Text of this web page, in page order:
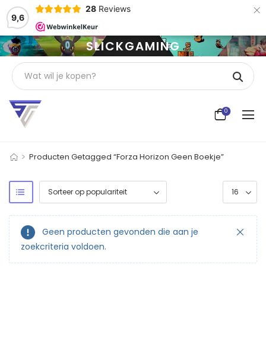
9,6
28 Reviews ×
SLICKGAMING
0
> Producten Getagged “Forza Horizon Geen Boekje”
Geen producten gevonden die aan je
zoekcriteria voldoen.